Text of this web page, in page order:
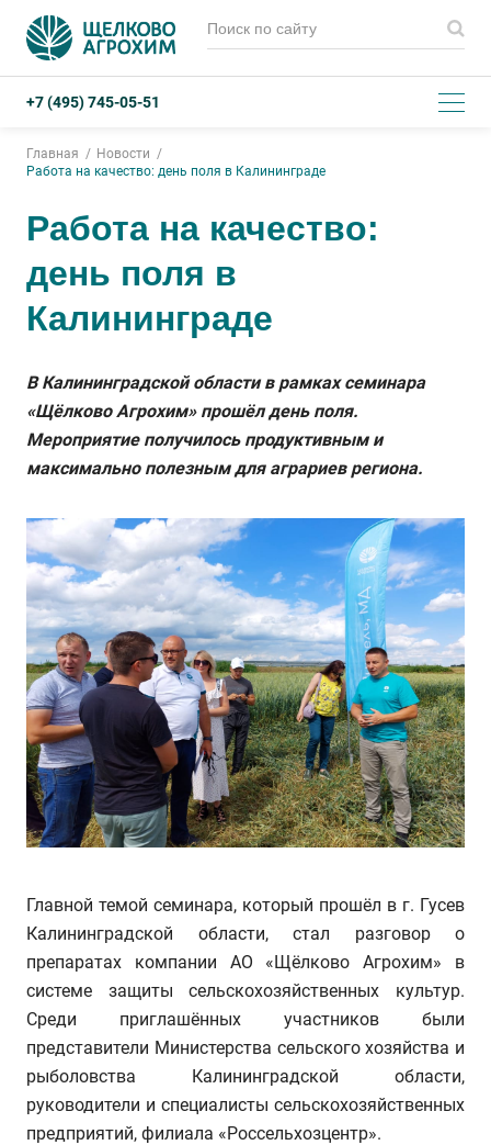
+7 (495) 745-05-51
Главная
Новости
Работа на качество: день поля в Калининграде
Работа на качество:
день поля в
Калининграде
В Калининградской области в рамках семинара
«Щёлково Агрохим» прошёл день поля.
Мероприятие получилось продуктивным и
максимально полезным для аграриев региона.
Главной темой семинара, который прошёл в г. Гусев
Калининградской области, стал разговор о
препаратах компании АО «Щёлково Агрохим» в
системе защиты сельскохозяйственных культур.
Среди приглашённых участников были
представители Министерства сельского хозяйства и
рыболовства Калининградской области,
руководители и специалисты сельскохозяйственных
предприятий, филиала «Россельхозцентр».